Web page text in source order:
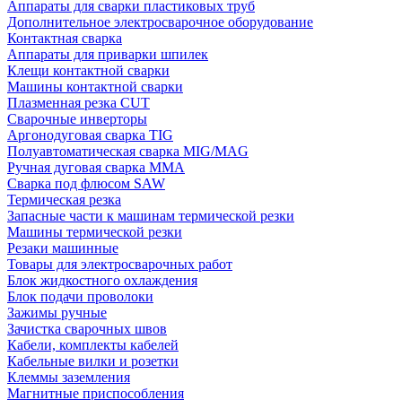
Аппараты для сварки пластиковых труб
Дополнительное электросварочное оборудование
Контактная сварка
Аппараты для приварки шпилек
Клещи контактной сварки
Машины контактной сварки
Плазменная резка CUT
Сварочные инверторы
Аргонодуговая сварка TIG
Полуавтоматическая сварка MIG/MAG
Ручная дуговая сварка MMA
Сварка под флюсом SAW
Термическая резка
Запасные части к машинам термической резки
Машины термической резки
Резаки машинные
Товары для электросварочных работ
Блок жидкостного охлаждения
Блок подачи проволоки
Зажимы ручные
Зачистка сварочных швов
Кабели, комплекты кабелей
Кабельные вилки и розетки
Клеммы заземления
Магнитные приспособления